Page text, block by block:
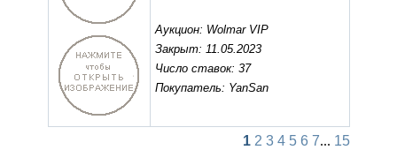
Аукцион: Wolmar VIP
Закрыт: 11.05.2023
Число ставок: 37
Покупатель: YanSan
1 2 3 4 5 6 7... 15